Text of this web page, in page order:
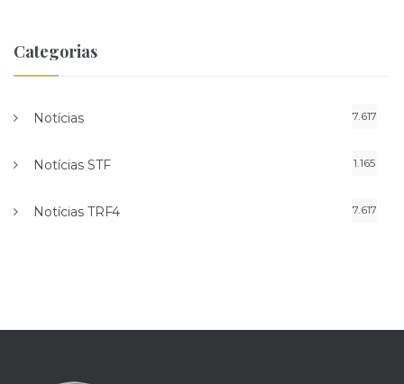
Categorias
Notícias 7.617
Notícias STF 1.165
Notícias TRF4 7.617